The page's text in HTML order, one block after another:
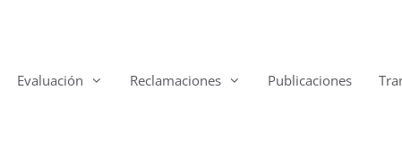
Evaluación Reclamaciones Publicaciones